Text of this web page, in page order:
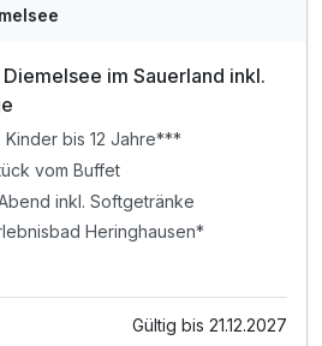
im Sauerland inkl.
bis 12 Jahre***
vom Buffet
inkl. Softgetränke
Heringhausen*
Gültig bis 21.12.2027